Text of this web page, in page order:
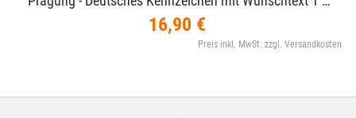
16,90 €
Preis inkl. MwSt. zzgl. Versandkosten